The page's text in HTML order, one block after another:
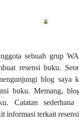
sebuah grup
resensi buku.
blog saya
buku. Memang,
Catatan
informasi terkait